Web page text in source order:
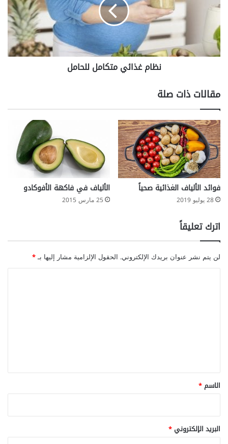
ط
؟
ذ
ا
ئ
ي
ا
م
ل
ل
ل
ح
ا
م
ل
نظام غذائي متكامل للحامل
مقالات ذات صلة
فوائد الألياف الغذائية صحياً
28 يوليو 2019
الألياف في فاكهة الأفوكادو
25 مارس 2015
اترك تعليقاً
لن يتم نشر عنوان بريدك الإلكتروني. الحقول الإلزامية مشار إليها بـ*
*
الاسم*
البريد الإلكتروني*